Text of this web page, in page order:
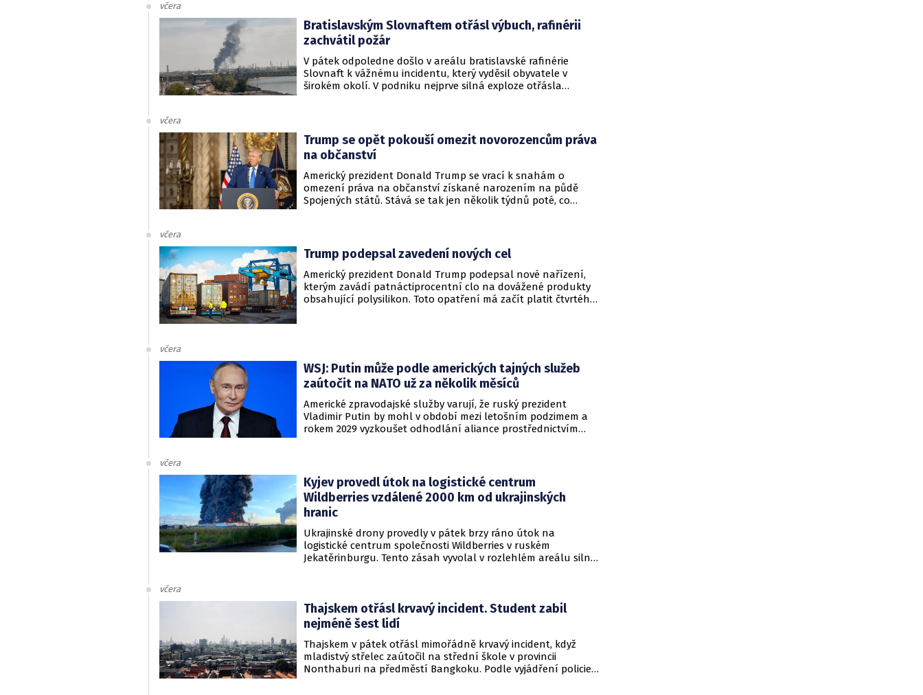
včera
Bratislavským Slovnaftem otřásl výbuch, rafinérii
zachvátil požár
V pátek odpoledne došlo v areálu bratislavské rafinérie
Slovnaft k vážnému incidentu, který vyděsil obyvatele v
širokém okolí. V podniku nejprve silná exploze otřásla
včera
Trump se opět pokouší omezit novorozencům práva
na občanství
Americký prezident Donald Trump se vrací k snahám o
omezení práva na občanství získané narozením na půdě
Spojených států. Stává se tak jen několik týdnů poté, co
včera
Trump podepsal zavedení nových cel
Americký prezident Donald Trump podepsal nové nařízení,
kterým zavádí patnáctiprocentní clo na dovážené produkty
obsahující polysilikon. Toto opatření má začít platit čtvrtého
včera
WSJ: Putin může podle amerických tajných služeb
zaútočit na NATO už za několik měsíců
Americké zpravodajské služby varují, že ruský prezident
Vladimir Putin by mohl v období mezi letošním podzimem a
rokem 2029 vyzkoušet odhodlání aliance prostřednictvím
přicházejí v době, kdy Moskva čelí rostoucímu tlaku kvůli
situaci na ukrajinské frontě. Masivní škody, které ukrajinské
drony způsobují ruskému zázemí, totiž Kreml zahnaly do
kouta.
včera
Kyjev provedl útok na logistické centrum
Wildberries vzdálené 2000 km od ukrajinských
hranic
Ukrajinské drony provedly v pátek brzy ráno útok na
logistické centrum společnosti Wildberries v ruském
Jekatěrinburgu. Tento zásah vyvolal v rozlehlém areálu silný
RWB, který řídí veškeré logistické operace.
včera
Thajskem otřásl krvavý incident. Student zabil
nejméně šest lidí
Thajskem v pátek otřásl mimořádně krvavý incident, když
mladistvý střelec zaútočil na střední škole v provincii
Nonthaburi na předměstí Bangkoku. Podle vyjádření policie